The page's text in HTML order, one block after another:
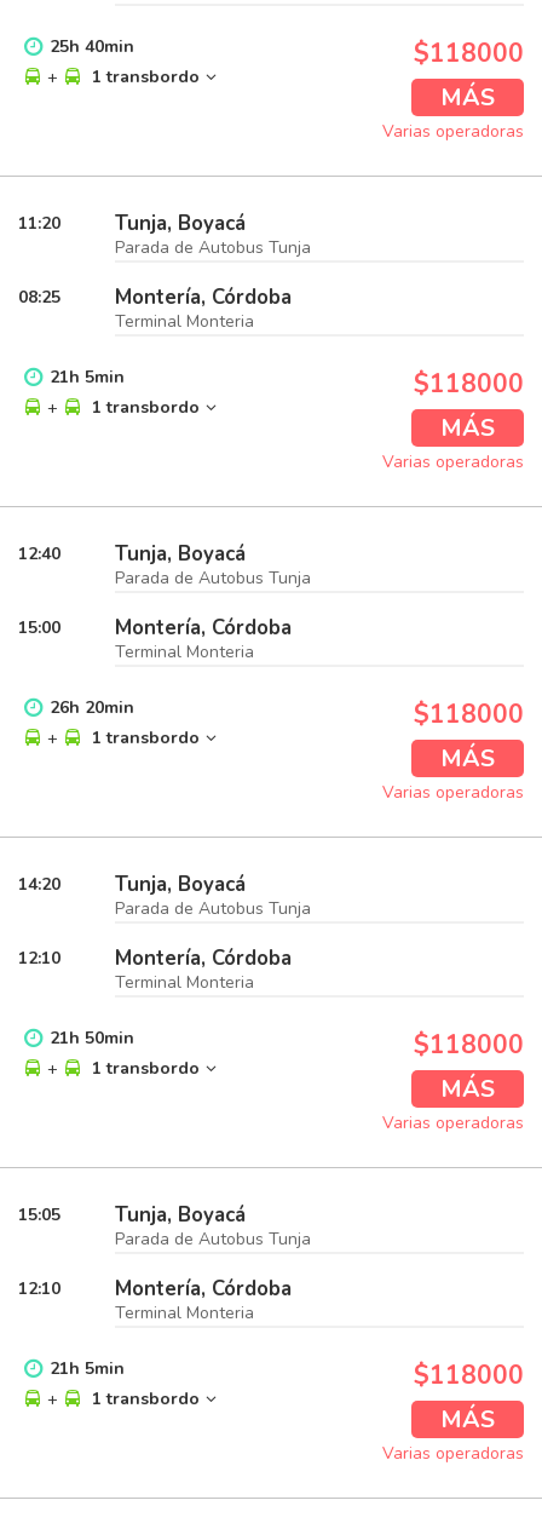
25h 40min
+
1 transbordo
$118000
MÁS
Varias operadoras
11:20 Tunja, Boyacá
Parada de Autobus Tunja
08:25 Montería, Córdoba
Terminal Monteria
21h 5min
+
1 transbordo
$118000
MÁS
Varias operadoras
12:40 Tunja, Boyacá
Parada de Autobus Tunja
15:00 Montería, Córdoba
Terminal Monteria
26h 20min
+
1 transbordo
$118000
MÁS
Varias operadoras
14:20 Tunja, Boyacá
Parada de Autobus Tunja
12:10 Montería, Córdoba
Terminal Monteria
21h 50min
+
1 transbordo
$118000
MÁS
Varias operadoras
15:05 Tunja, Boyacá
Parada de Autobus Tunja
12:10 Montería, Córdoba
Terminal Monteria
21h 5min
+
1 transbordo
$118000
MÁS
Varias operadoras